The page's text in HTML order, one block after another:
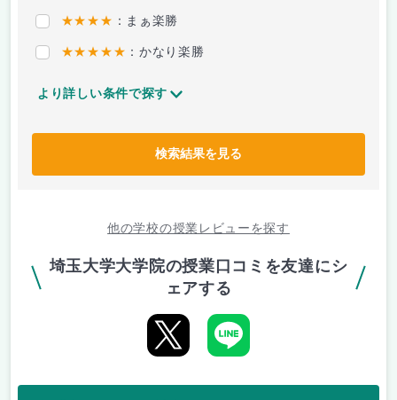
★★★★ ：まぁ楽勝
★★★★★ ：かなり楽勝
より詳しい条件で探す
検索結果を見る
他の学校の授業レビューを探す
埼玉大学大学院の授業口コミを友達にシ
ェアする